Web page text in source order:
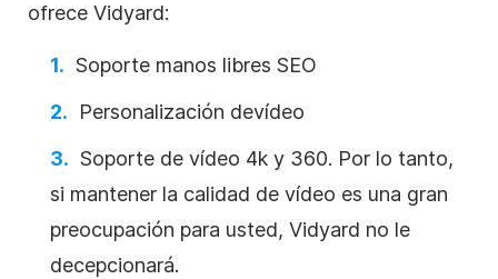
ofrece Vidyard:
Soporte manos libres SEO
Personalización devídeo
Soporte de vídeo 4k y 360. Por lo tanto,
si mantener la calidad de vídeo es una gran
preocupación para usted, Vidyard no le
decepcionará.